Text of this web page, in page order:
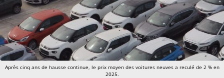
Après cinq ans de hausse continue, le prix moyen des voitures neuves a reculé de 2 % en
2025.